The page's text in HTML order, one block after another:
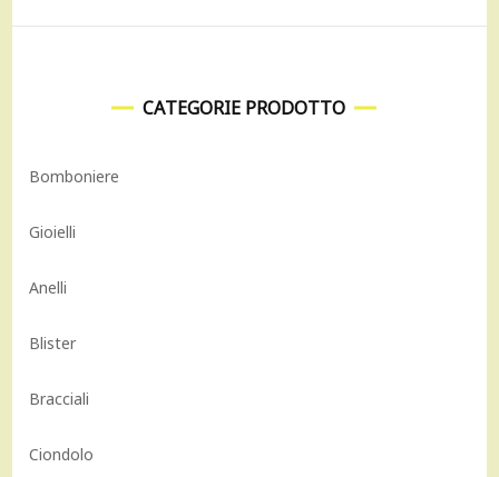
CATEGORIE PRODOTTO
Bomboniere
Gioielli
Anelli
Blister
Bracciali
Ciondolo